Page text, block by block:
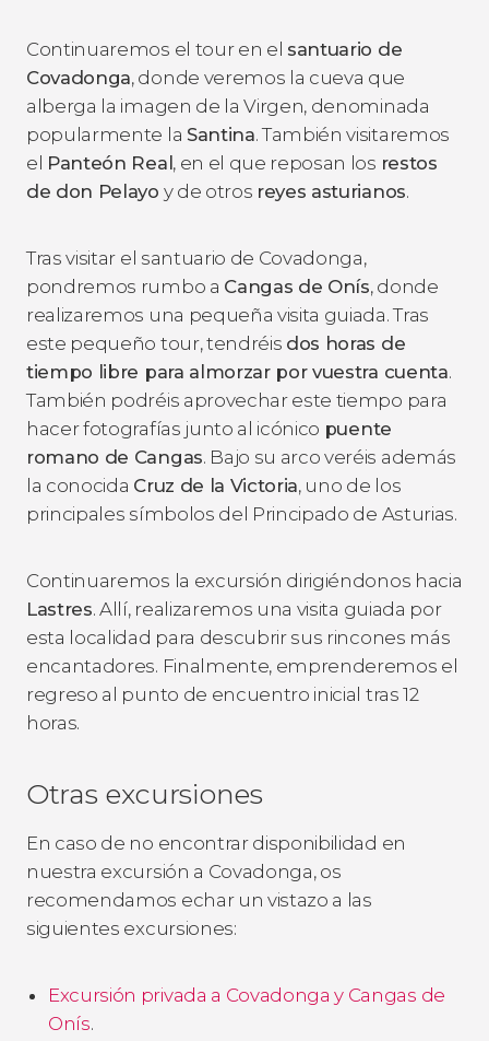
Continuaremos el tour en el santuario de
Covadonga, donde veremos la cueva que
alberga la imagen de la Virgen, denominada
popularmente la Santina. También visitaremos
el Panteón Real, en el que reposan los restos
de don Pelayo y de otros reyes asturianos.
Tras visitar el santuario de Covadonga,
pondremos rumbo a Cangas de Onís, donde
realizaremos una pequeña visita guiada. Tras
este pequeño tour, tendréis dos horas de
tiempo libre para almorzar por vuestra cuenta.
También podréis aprovechar este tiempo para
hacer fotografías junto al icónico puente
romano de Cangas. Bajo su arco veréis además
la conocida Cruz de la Victoria, uno de los
principales símbolos del Principado de Asturias.
Continuaremos la excursión dirigiéndonos hacia
Lastres. Allí, realizaremos una visita guiada por
esta localidad para descubrir sus rincones más
encantadores. Finalmente, emprenderemos el
regreso al punto de encuentro inicial tras 12
horas.
Otras excursiones
En caso de no encontrar disponibilidad en
nuestra excursión a Covadonga, os
recomendamos echar un vistazo a las
siguientes excursiones:
Excursión privada a Covadonga y Cangas de
Onís.